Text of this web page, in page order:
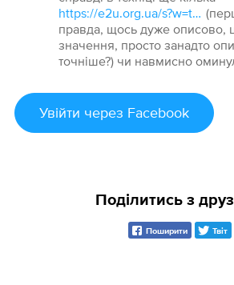
https://e2u.org.ua/s?w=trigger &dicts=all&highlight=on&filter_lines=on
правда, щось дуже описово,
значення, просто занадто
точніше?) чи навмисно
Увійти через Facebook
Поділитись з
Поширити Твіт